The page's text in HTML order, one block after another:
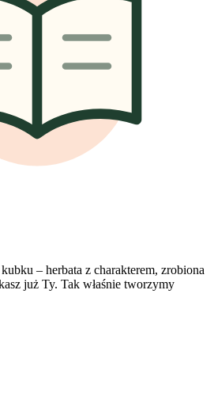
– herbata z charakterem, zrobiona
już Ty. Tak właśnie tworzymy